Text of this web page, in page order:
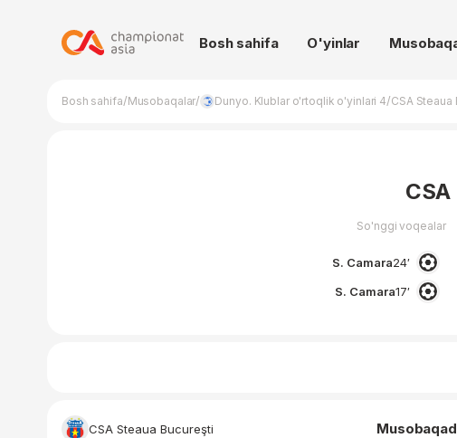
Bosh sahifa O'yinlar
Bosh sahifa/Musobaqalar/ Dunyo. Klublar o'rtoqlik o'yinlari 4/CSA
So'nggi voqealar
S. Camara24′
S. Camara17′
CSA Steaua Bucureşti